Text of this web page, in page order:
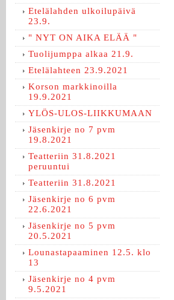
Etelälahden ulkoilupäivä
23.9.
" NYT ON AIKA ELÄÄ "
Tuolijumppa alkaa 21.9.
Etelälahteen 23.9.2021
Korson markkinoilla
19.9.2021
YLÖS-ULOS-LIIKKUMAAN
Jäsenkirje no 7 pvm
19.8.2021
Teatteriin 31.8.2021
peruuntui
Teatteriin 31.8.2021
Jäsenkirje no 6 pvm
22.6.2021
Jäsenkirje no 5 pvm
20.5.2021
Lounastapaaminen 12.5. klo
13
Jäsenkirje no 4 pvm
9.5.2021